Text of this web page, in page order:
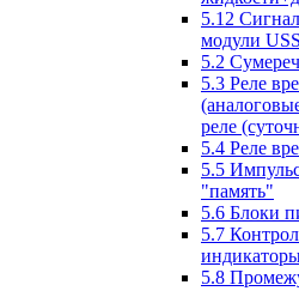
5.12
модули USS
5.2
5.3 Реле
реле
5.4 Реле
5.5
"память"
5.6 Блоки
5.7
5.8